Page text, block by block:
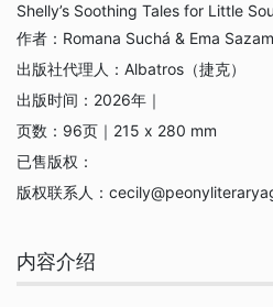
Shelly’s Soothing Tales for Little
作者： Romana Suchá & Ema
出版社代理人： Albatros（捷克）
出版时间： 2026年｜
页数： 96页｜215 x 280 mm
已售版权：
版权联系人：
内容介绍